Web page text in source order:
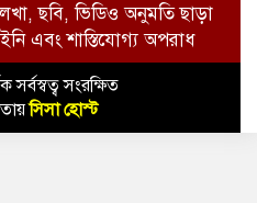
ছবি, ভিডিও অনুমতি ছাড়া
এবং শাস্তিযোগ্য অপরাধ
সংরক্ষিত
সিসা হোস্ট